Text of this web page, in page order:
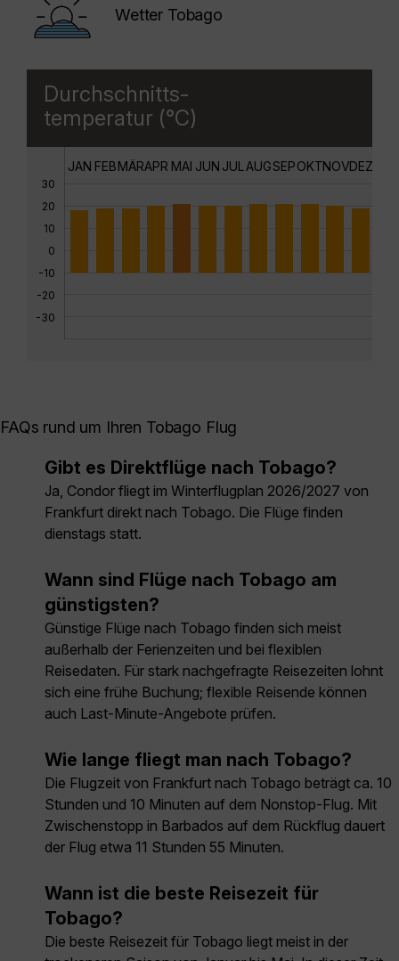
Wetter Tobago
Durchschnitts-
temperatur (°C)
30
20
10
0
-10
-20
-30
JAN FEBMÄRAPR MAI JUN JUL AUGSEPOKTNOVDEZ
FAQs rund um Ihren Tobago Flug
Gibt es Direktflüge nach Tobago?
Ja, Condor fliegt im Winterflugplan 2026/2027 von
Frankfurt direkt nach Tobago. Die Flüge finden
dienstags statt.
Wann sind Flüge nach Tobago am
günstigsten?
Günstige Flüge nach Tobago finden sich meist
außerhalb der Ferienzeiten und bei flexiblen
Reisedaten. Für stark nachgefragte Reisezeiten lohnt
sich eine frühe Buchung; flexible Reisende können
auch Last-Minute-Angebote prüfen.
Wie lange fliegt man nach Tobago?
Die Flugzeit von Frankfurt nach Tobago beträgt ca. 10
Stunden und 10 Minuten auf dem Nonstop-Flug. Mit
Zwischenstopp in Barbados auf dem Rückflug dauert
der Flug etwa 11 Stunden 55 Minuten.
Wann ist die beste Reisezeit für
Tobago?
Die beste Reisezeit für Tobago liegt meist in der